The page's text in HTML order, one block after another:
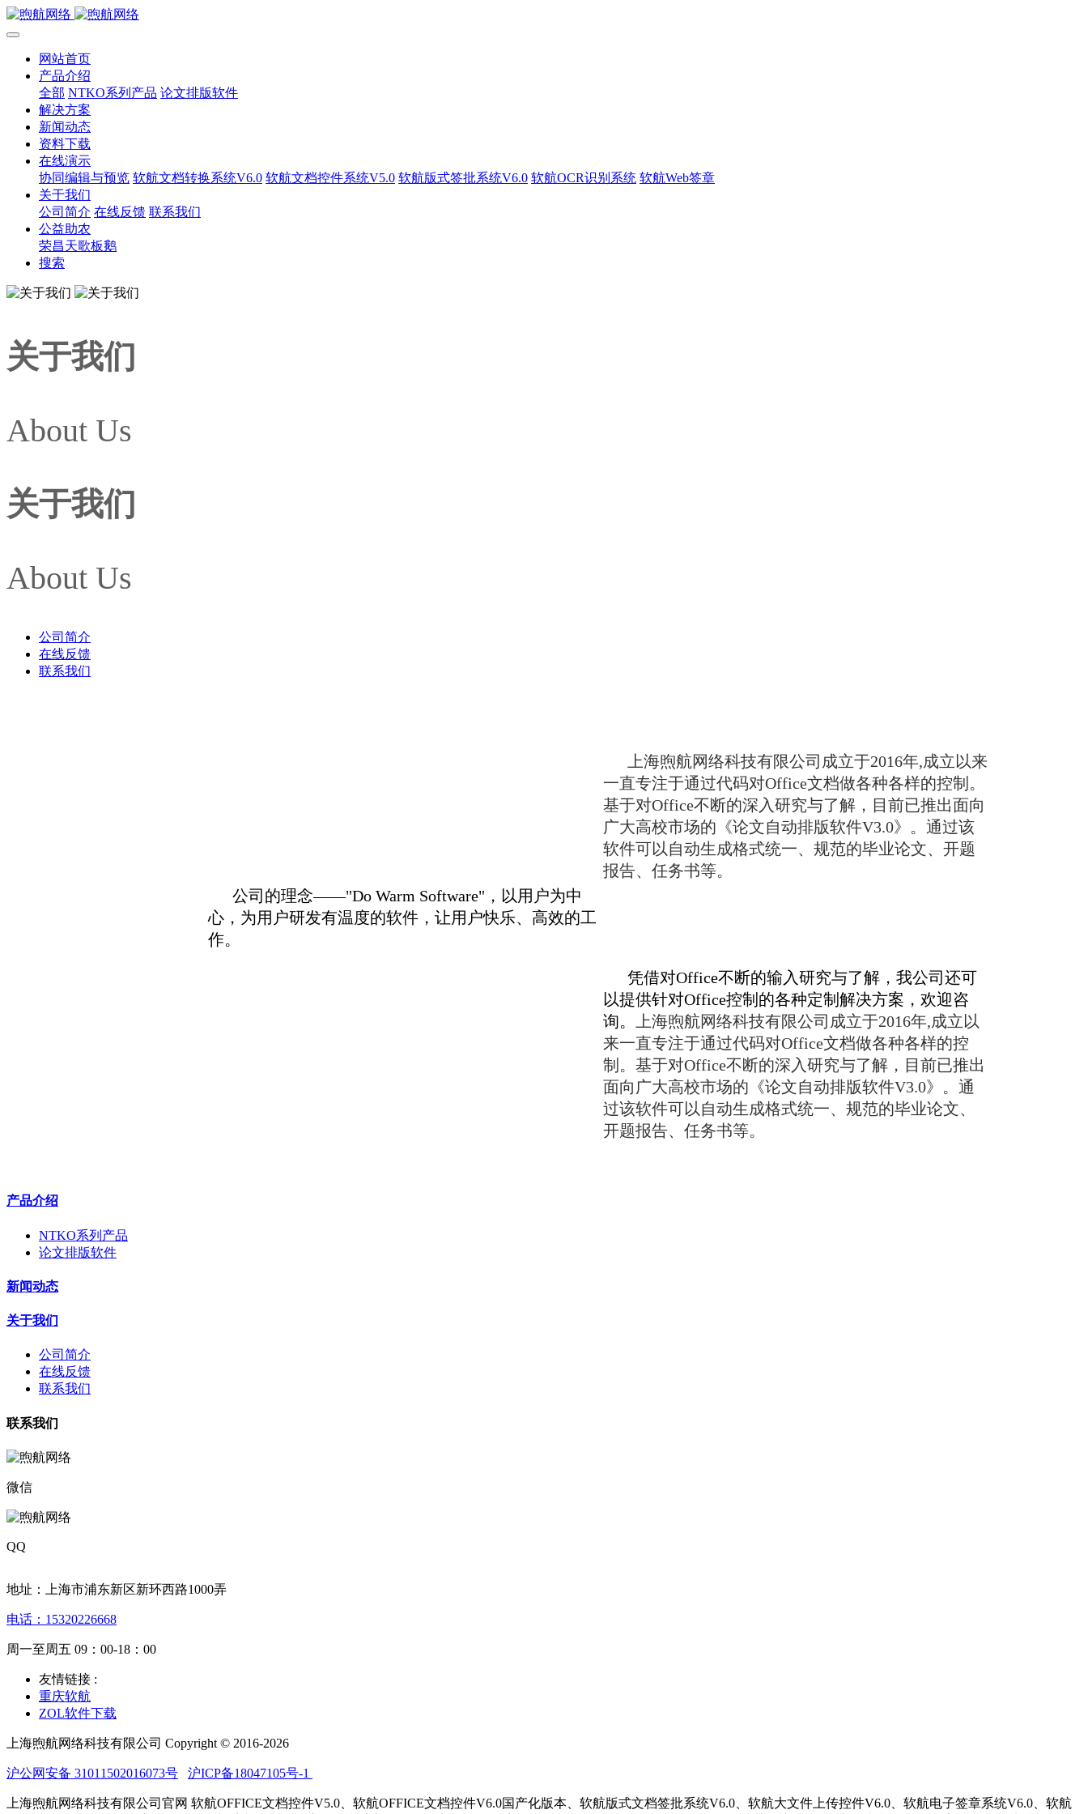
网站首页
产品介绍
全部 NTKO系列产品 论文排版软件
解决方案
新闻动态
资料下载
在线演示
协同编辑与预览 软航文档转换系统V6.0 软航文档控件系统V5.0 软航版式签批系统V6.0 软航OCR识别系统 软航Web签章
关于我们
公司简介 在线反馈 联系我们
公益助农
荣昌天歌板鹅
搜索
关于我们
About Us
关于我们
About Us
公司简介
在线反馈
联系我们
上海煦航网络科技有限公司成立于2016年,成立以来
一直专注于通过代码对Office文档做各种各样的控制。
基于对Office不断的深入研究与了解，目前已推出面向
广大高校市场的《论文自动排版软件V3.0》。通过该
软件可以自动生成格式统一、规范的毕业论文、开题
报告、任务书等。
公司的理念——"Do Warm Software"，以用户为中
心，为用户研发有温度的软件，让用户快乐、高效的工
作。
凭借对Office不断的输入研究与了解，我公司还可
以提供针对Office控制的各种定制解决方案，欢迎咨
询。
上海煦航网络科技有限公司成立于2016年,成立以
来一直专注于通过代码对Office文档做各种各样的控
制。基于对Office不断的深入研究与了解，目前已推出
面向广大高校市场的《论文自动排版软件V3.0》。通
过该软件可以自动生成格式统一、规范的毕业论文、
开题报告、任务书等。
产品介绍
NTKO系列产品
论文排版软件
新闻动态
关于我们
公司简介
在线反馈
联系我们
联系我们
微信
QQ
地址：上海市浦东新区新环西路1000弄
电话：15320226668
周一至周五 09：00-18：00
友情链接 :
重庆软航
ZOL软件下载
上海煦航网络科技有限公司 Copyright © 2016-2026
沪公网安备 31011502016073号 沪ICP备18047105号-1
上海煦航网络科技有限公司官网 软航OFFICE文档控件V5.0、软航OFFICE文档控件V6.0国产化版本、软航版式文档签批系统V6.0、软航大文件上传控件V6.0、软航电子签章系统V6.0、软航